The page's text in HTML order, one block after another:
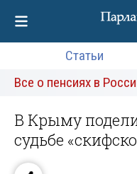
Статьи
Все о пенсиях в
В Крыму
судьбе